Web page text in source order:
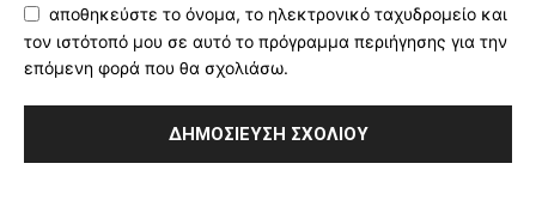
αποθηκεύστε το όνομα, το ηλεκτρονικό ταχυδρομείο και
τον ιστότοπό μου σε αυτό το πρόγραμμα περιήγησης για την
επόμενη φορά που θα σχολιάσω.